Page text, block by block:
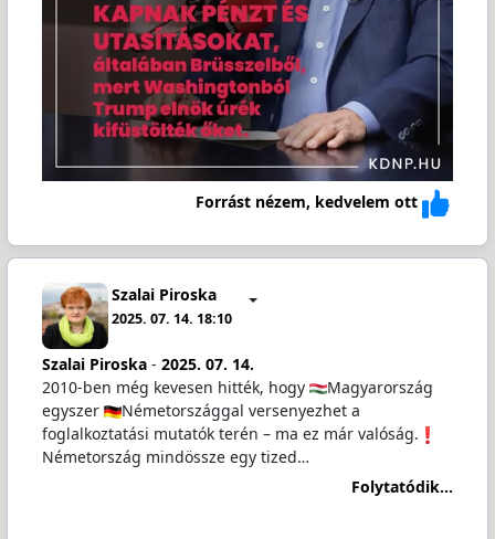
Forrást nézem, kedvelem ott
Szalai Piroska
2025. 07. 14. 18:10
Szalai Piroska- 2025. 07. 14.
2010-ben még kevesen hitték, hogy
Magyarország
egyszer
Németországgal versenyezhet a
foglalkoztatási mutatók terén – ma ez már valóság.
Németország mindössze egy tized…
Folytatódik...